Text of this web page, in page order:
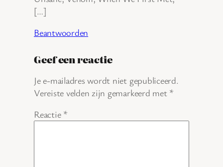
[…]
Beantwoorden
Geef een reactie
Je e-mailadres wordt niet gepubliceerd.
Vereiste velden zijn gemarkeerd met *
Reactie *